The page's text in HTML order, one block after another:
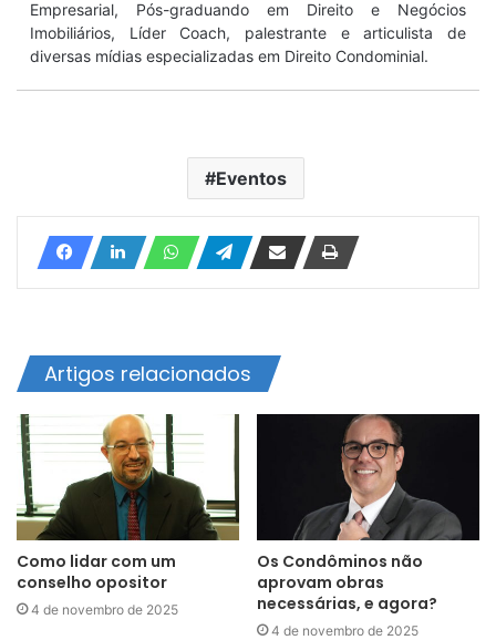
Empresarial, Pós-graduando em Direito e Negócios
Imobiliários, Líder Coach, palestrante e articulista de
diversas mídias especializadas em Direito Condominial.
Eventos
Artigos relacionados
Como lidar com um
conselho opositor
4 de novembro de 2025
Os Condôminos não
aprovam obras
necessárias, e agora?
4 de novembro de 2025